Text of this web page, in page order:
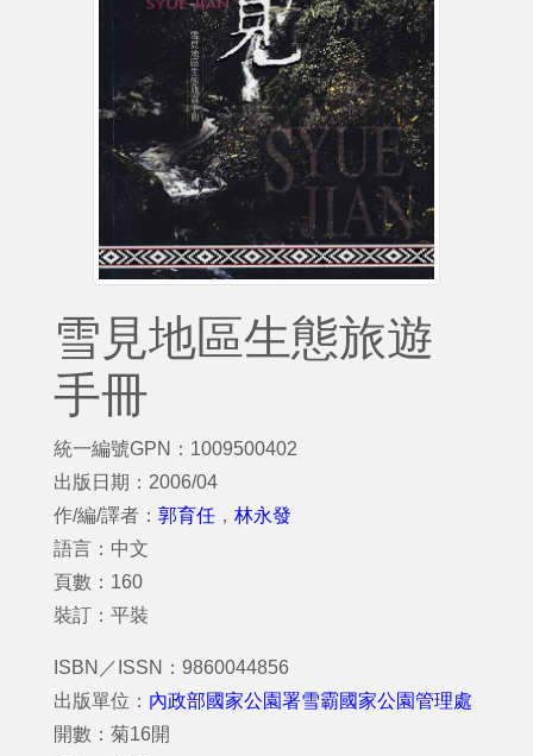
雪見地區生態旅遊
手冊
統一編號GPN：1009500402
出版日期：2006/04
作/編/譯者： 郭育任 ， 林永發
語言：中文
頁數：160
裝訂：平裝
ISBN／ISSN：9860044856
出版單位： 內政部國家公園署雪霸國家公園管理處
開數：菊16開